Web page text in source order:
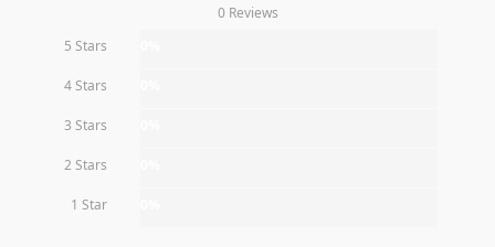
0 Reviews
5 Stars
4 Stars
3 Stars
2 Stars
1 Star